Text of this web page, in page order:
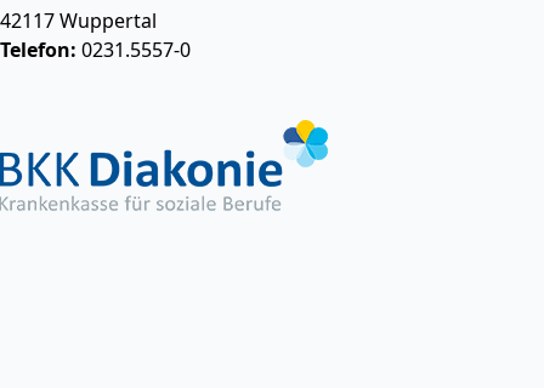
42117Wuppertal
Telefon: 0231.5557-0